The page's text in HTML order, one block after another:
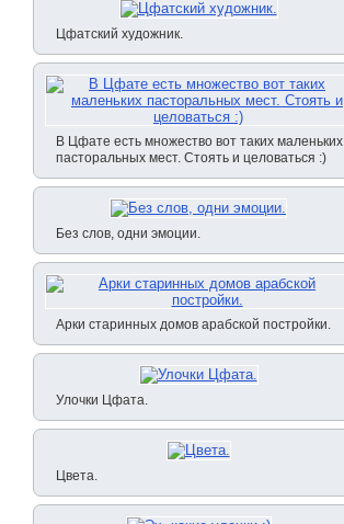
Цфатский художник.
В Цфате есть множество вот таких маленьких
пасторальных мест. Стоять и целоваться :)
Без слов, одни эмоции.
Арки старинных домов арабской постройки.
Улочки Цфата.
Цвета.